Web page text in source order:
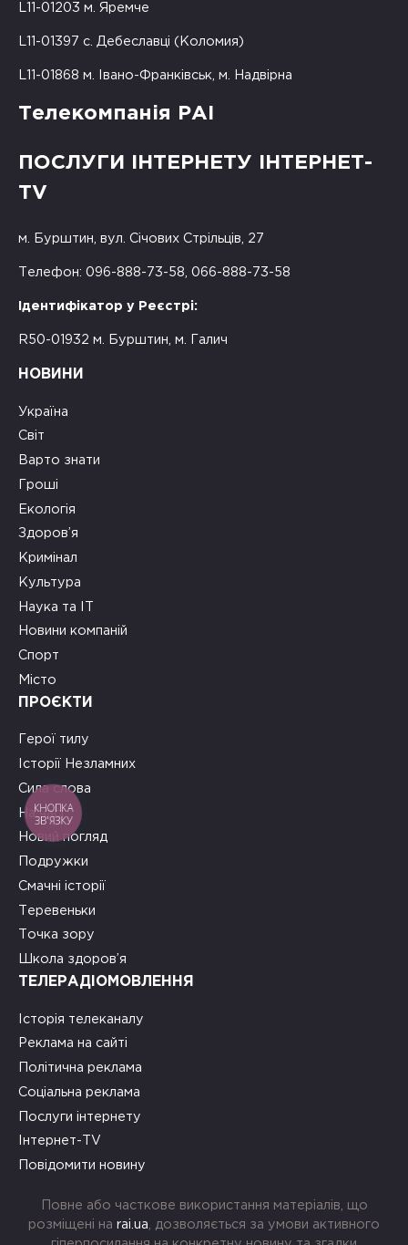
L11-01203 м. Яремче
L11-01397 с. Дебеславці (Коломия)
L11-01868 м. Івано-Франківськ, м. Надвірна
Телекомпанія РАІ
ПОСЛУГИ ІНТЕРНЕТУ ІНТЕРНЕТ-
TV
м. Бурштин, вул. Січових Стрільців, 27
Телефон: 096-888-73-58, 066-888-73-58
Ідентифікатор у Реєстрі:
R50-01932 м. Бурштин, м. Галич
НОВИНИ
Україна
Світ
Варто знати
Гроші
Екологія
Здоров’я
Кримінал
Культура
Наука та ІТ
Новини компаній
Спорт
Місто
ПРОЄКТИ
Герої тилу
Історії Незламних
Сила слова
На часі
Новий погляд
Подружки
Смачні історії
Теревеньки
Точка зору
Школа здоров’я
ТЕЛЕРАДІОМОВЛЕННЯ
Історія телеканалу
Реклама на сайті
Політична реклама
Соціальна реклама
Послуги інтернету
Інтернет-TV
Повідомити новину
Повне або часткове використання матеріалів, що
розміщені на rai.ua , дозволяється за умови активного
КНОПКА
ЗВ'ЯЗКУ